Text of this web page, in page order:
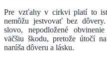
Pre vzťahy v cirkvi platí to
nemôžu jestvovať bez
slovo, nepodložené
väčšiu škodu, pretože útočí
narúša dôveru a lásku.